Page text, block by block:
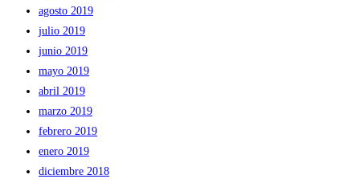
agosto 2019
julio 2019
junio 2019
mayo 2019
abril 2019
marzo 2019
febrero 2019
enero 2019
diciembre 2018